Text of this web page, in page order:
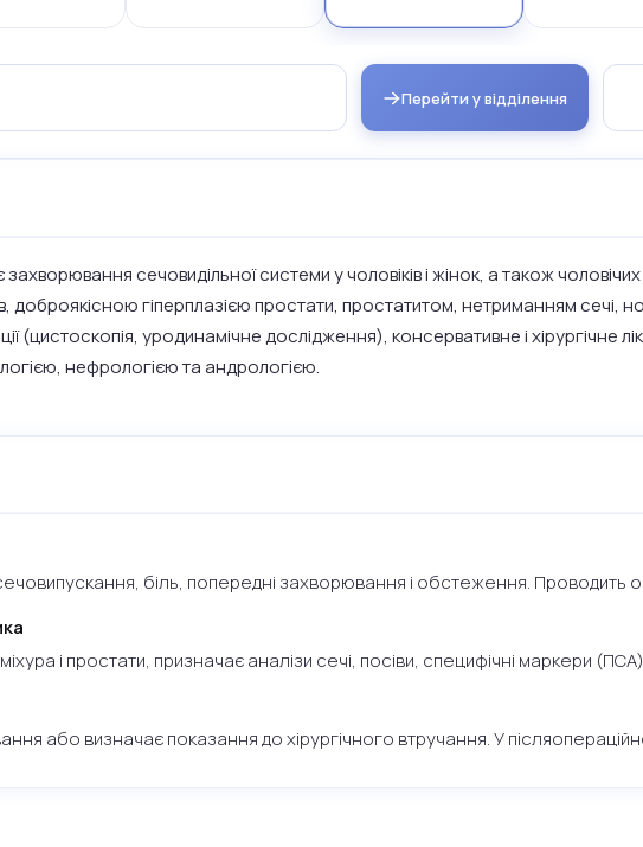
Перейти у відділення
захворювання сечовидільної системи у чоловіків і жінок, а також
доброякісною гіперплазією простати, простатитом, нетриманням сечі,
(цистоскопія, уродинамічне дослідження), консервативне і хірургічне
нефрологією та андрологією.
біль, попередні захворювання і обстеження. Проводить
і простати, призначає аналізи сечі, посіви, специфічні маркери
або визначає показання до хірургічного втручання. У